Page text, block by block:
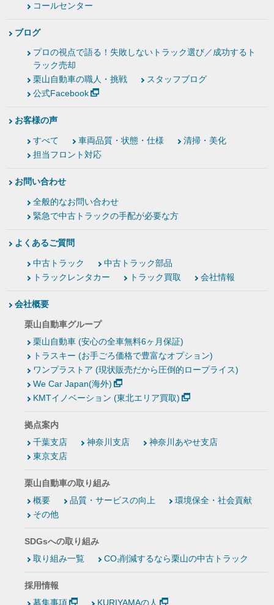
コールセンター
ブログ
プロの視点で語る！失敗しないトラック選び／成功するト
ラック売却
栗山自動車の職人・挑戦
スタッフブログ
公式Facebook
お客様の声
すべて 車両品質・状態・仕様
清掃・美化
担当フロント対応
お問い合わせ
全般的なお問い合わせ
緊急で中古トラックの手配が必要な方
よくあるご質問
中古トラック
中古トラック部品
トラックレンタカー
トラック買取 会社情報
会社概要
栗山自動車グループ
栗山自動車 (安心の全車無料6ヶ月保証)
トラスキー (お手ごろ価格で豊富なオプション)
ワンプラストア (現状販売だから圧倒的ロープライス)
We Car Japan(海外)
KMTイノベーション (東北エリア買取)
拠点案内
千葉支店
神奈川支店
神奈川あやせ支店
東京支店
栗山自動車の取り組み
概要
品質・サービスの向上
環境保全・社会貢献
その他
SDGsへの取り組み
取り組み一覧
CO₂削減するなら栗山の中古トラック
採用情報
募集事項
KURIYAMAの人